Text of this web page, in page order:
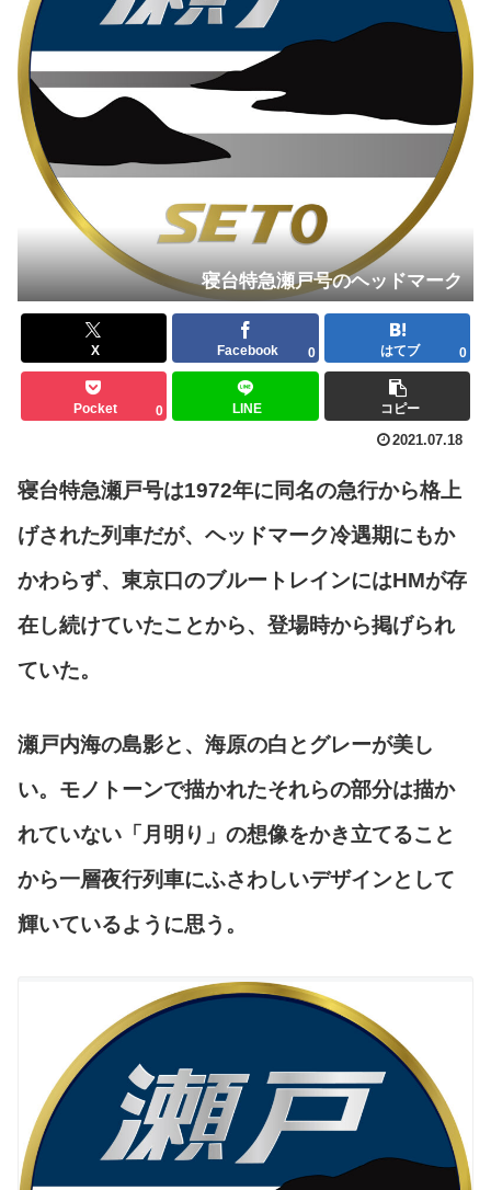
寝台特急瀬戸号のヘッドマーク
X Facebook 0 はてブ 0
Pocket 0 LINE コピー
2021.07.18
寝台特急瀬戸号は1972年に同名の急行から格上
げされた列車だが、ヘッドマーク冷遇期にもか
かわらず、東京口のブルートレインにはHMが存
在し続けていたことから、登場時から掲げられ
ていた。
瀬戸内海の島影と、海原の白とグレーが美し
い。モノトーンで描かれたそれらの部分は描か
れていない「月明り」の想像をかき立てること
から一層夜行列車にふさわしいデザインとして
輝いているように思う。